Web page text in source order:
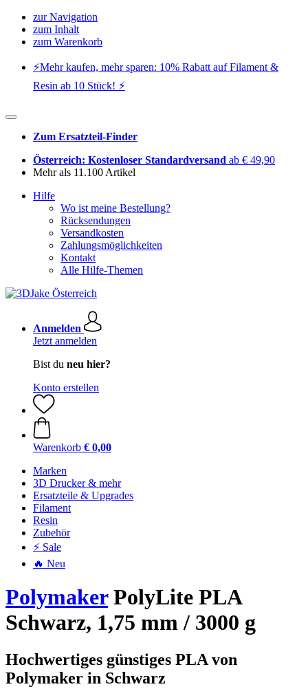
zur Navigation
zum Inhalt
zum Warenkorb
⚡️Mehr kaufen, mehr sparen: 10% Rabatt auf Filament &
Resin ab 10 Stück! ⚡️
Zum Ersatzteil-Finder
Österreich: Kostenloser Standardversand ab € 49,90
Mehr als 11.100 Artikel
Hilfe
Wo ist meine Bestellung?
Rücksendungen
Versandkosten
Zahlungsmöglichkeiten
Kontakt
Alle Hilfe-Themen
Anmelden
Jetzt anmelden
Bist du neu hier?
Konto erstellen
Warenkorb € 0,00
Marken
3D Drucker & mehr
Ersatzteile & Upgrades
Filament
Resin
Zubehör
⚡ Sale
🔥 Neu
PolymakerPolyLite PLA
Schwarz, 1,75 mm / 3000 g
Hochwertiges günstiges PLA von
Polymaker in Schwarz